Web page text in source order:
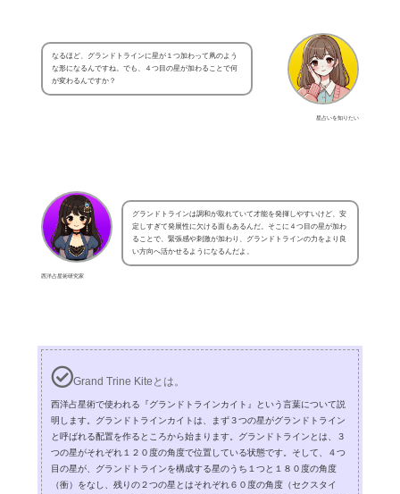
星占いを知りたい
なるほど、グランドトラインに星が１つ加わって凧のよう
な形になるんですね。でも、４つ目の星が加わることで何
が変わるんですか？
西洋占星術研究家
グランドトラインは調和が取れていて才能を発揮しやすいけど、安
定しすぎて発展性に欠ける面もあるんだ。そこに４つ目の星が加わ
ることで、緊張感や刺激が加わり、グランドトラインの力をより良
い方向へ活かせるようになるんだよ。
Grand Trine Kiteとは。
西洋占星術で使われる『グランドトラインカイト』という言葉について説
明します。グランドトラインカイトは、まず３つの星がグランドトライン
と呼ばれる配置を作るところから始まります。グランドトラインとは、３
つの星がそれぞれ１２０度の角度で位置している状態です。そして、４つ
目の星が、グランドトラインを構成する星のうち１つと１８０度の角度
（衝）をなし、残りの２つの星とはそれぞれ６０度の角度（セクスタイ